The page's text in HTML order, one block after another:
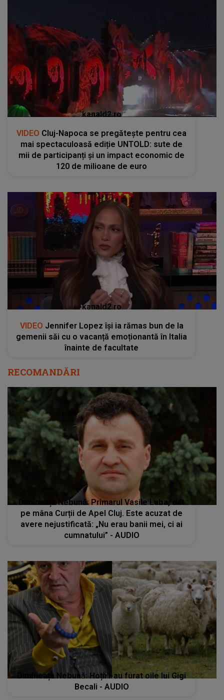
kanald2.ro
VIDEO Cluj-Napoca se pregătește pentru cea
mai spectaculoasă ediție UNTOLD: sute de
mii de participanți și un impact economic de
120 de milioane de euro
kanald2.ro
VIDEO Jennifer Lopez își ia rămas bun de la
gemenii săi cu o vacanță emoționantă în Italia
înainte de facultate
RECOMANDĂRI
Dimineața Nebună: Primarul Vasile Laba, dat
pe mâna Curții de Apel Cluj. Este acuzat de
avere nejustificată: „Nu erau banii mei, ci ai
cumnatului” - AUDIO
Dimineața Nebună: Hoții i-au furat oile lui Gigi
Becali - AUDIO